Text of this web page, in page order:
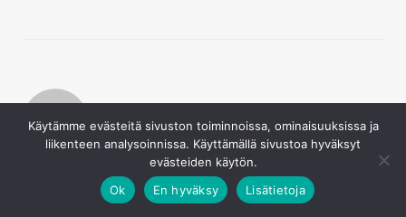
Käytämme evästeitä sivuston toiminnoissa, ominaisuuksissa ja
liikenteen analysoinnissa. Käyttämällä sivustoa hyväksyt
evästeiden käytön.
Ok
En hyväksy Lisätietoja